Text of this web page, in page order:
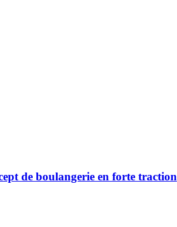
de boulangerie en forte traction